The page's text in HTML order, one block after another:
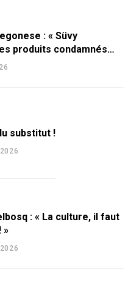
: « Süvy
produits condamnés
substitut !
: « La culture, il faut
»